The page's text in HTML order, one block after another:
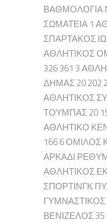
ΒΑΘΜΟΛΟΓΙΑ
ΣΩΜΑΤΕΙΑ 1
ΣΠΑΡΤΑΚΟΣ
ΑΘΛΗΤΙΚΟΣ
326 361 3
ΔΗΜΑΣ 20 202
ΑΘΛΗΤΙΚΟΣ
ΤΟΥΜΠΑΣ 20
ΑΘΛΗΤΙΚΟ
166 6
ΑΡΚΑΔΙ
ΑΘΛΗΤΙΚΟΣ
ΣΠΟΡΤΙΝΓΚ
ΒΕΝΙΖΕΛΟΣ 35